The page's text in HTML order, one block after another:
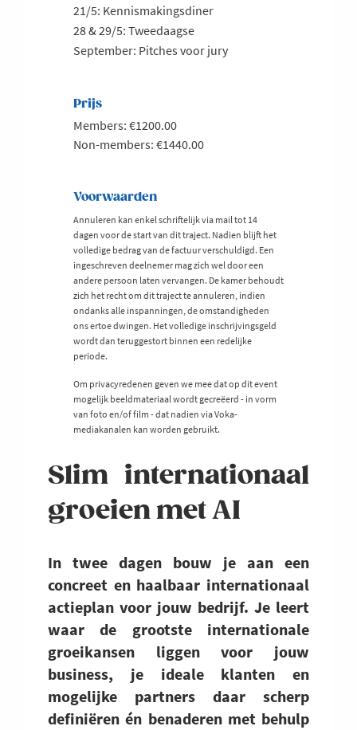
Slim internationaal
groeien met AI
In twee dagen bouw je aan een
concreet en haalbaar internationaal
actieplan voor jouw bedrijf. Je leert
waar de grootste internationale
groeikansen liggen voor jouw
business, je ideale klanten en
mogelijke partners daar scherp
definiëren én benaderen met behulp
21/5: Kennismakingsdiner
28 & 29/5: Tweedaagse
September: Pitches voor jury
Prijs
Members: €1200.00
Non-members: €1440.00
Voorwaarden
Annuleren kan enkel schriftelijk via mail tot 14
dagen voor de start van dit traject. Nadien blijft het
volledige bedrag van de factuur verschuldigd. Een
ingeschreven deelnemer mag zich wel door een
andere persoon laten vervangen. De kamer behoudt
zich het recht om dit traject te annuleren, indien
ondanks alle inspanningen, de omstandigheden
ons ertoe dwingen. Het volledige inschrijvingsgeld
wordt dan teruggestort binnen een redelijke
periode.
Om privacyredenen geven we mee dat op dit event
mogelijk beeldmateriaal wordt gecreëerd - in vorm
van foto en/of film - dat nadien via Voka-
mediakanalen kan worden gebruikt.